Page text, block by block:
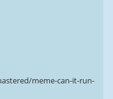
meme-can-it-run-